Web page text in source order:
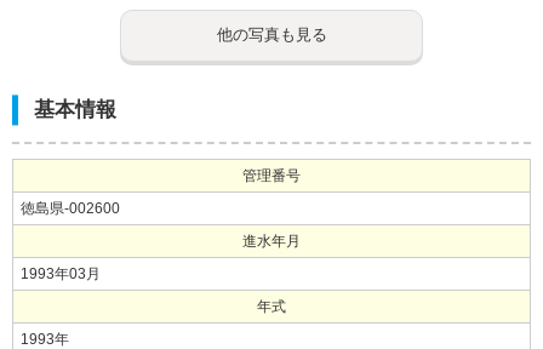
他の写真も見る
基本情報
管理番号
徳島県-002600
進水年月
1993年03月
年式
1993年